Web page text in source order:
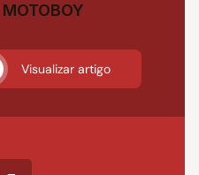
Visualizar artigo